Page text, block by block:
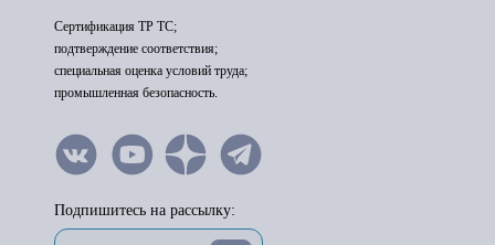
Сертификация ТР ТС;
подтверждение соответствия;
специальная оценка условий труда;
промышленная безопасность.
Подпишитесь на рассылку: